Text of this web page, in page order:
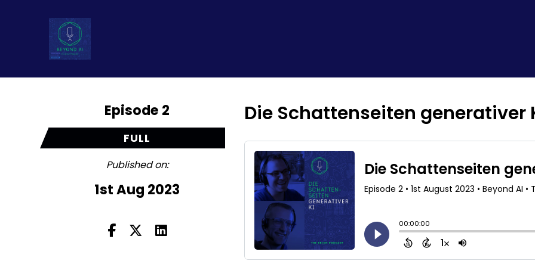
Episode 2
FULL
Published on:
1st Aug 2023
Die Schattenseiten generativer